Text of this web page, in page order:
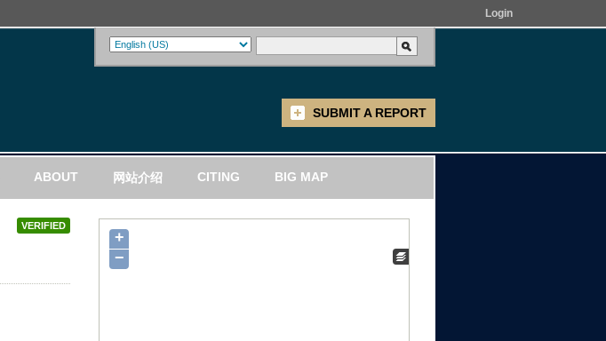
Login
SUBMIT A REPORT
ABOUT 网站介绍 CITING BIG MAP
VERIFIED
+
−